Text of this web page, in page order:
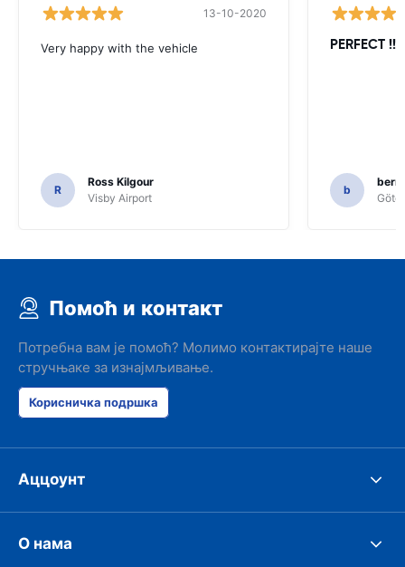
13-10-2020
Very happy with the vehicle
R
Ross Kilgour
Visby Airport
PERFECT
b
Помоћ и контакт
Потребна вам је помоћ? Молимо контактирајте наше
стручњаке за изнајмљивање.
Корисничка подршка
Аццоунт
О нама